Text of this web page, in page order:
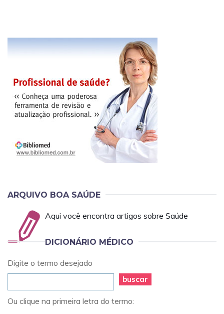
ARQUIVO BOA SAÚDE
Aqui você encontra artigos sobre Saúde
DICIONÁRIO MÉDICO
Digite o termo desejado
buscar
Ou clique na primeira letra do termo: